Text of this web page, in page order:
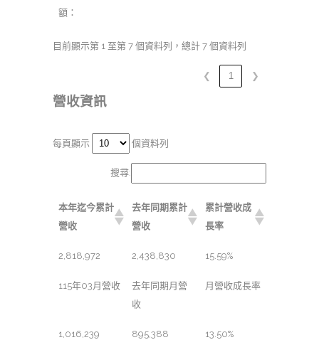
額：
目前顯示第 1 至第 7 個資料列，總計 7 個資料列
❮ 1 ❯
營收資訊
每頁顯示 個資料列
搜尋:
本年迄今累計
營收
去年同期累計
營收
累計營收成
長率
2,818,972 2,438,830 15.59%
115年03月營收
去年同期月營
收
月營收成長率
1,016,239 895,388 13.50%